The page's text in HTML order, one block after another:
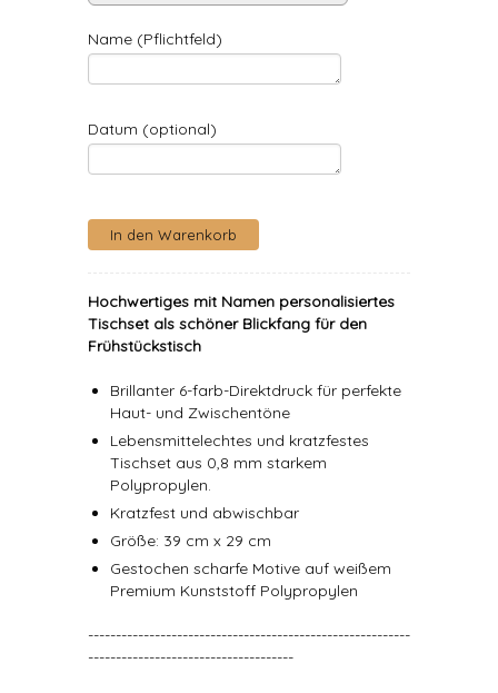
Name (Pflichtfeld)
Datum (optional)
Hochwertiges mit Namen personalisiertes
Tischset als schöner Blickfang für den
Frühstückstisch
Brillanter 6-farb-Direktdruck für perfekte
Haut- und Zwischentöne
Lebensmittelechtes und kratzfestes
Tischset aus 0,8 mm starkem
Polypropylen.
Kratzfest und abwischbar
Größe: 39 cm x 29 cm
Gestochen scharfe Motive auf weißem
Premium Kunststoff Polypropylen
----------------------------------------------------------
-------------------------------------